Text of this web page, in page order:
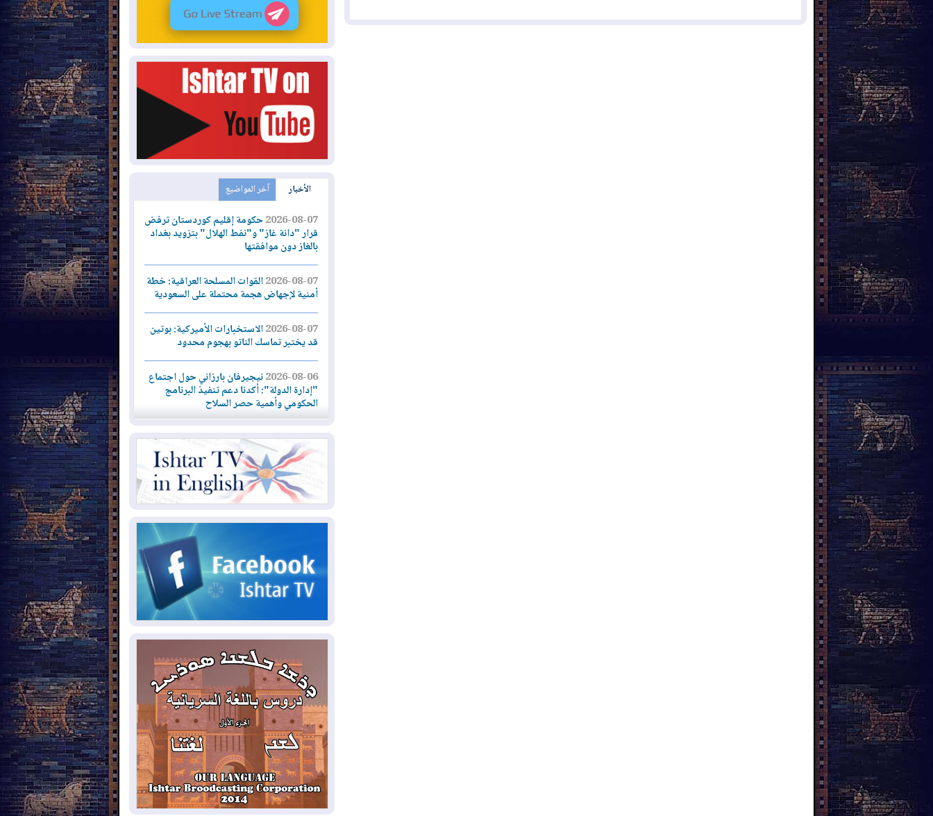
الأخبار آخر المواضيع
2026-08-07حكومة إقليم كوردستان ترفض
قرار "دانة غاز" و"نفط الهلال" بتزويد بغداد
بالغاز دون موافقتها
2026-08-07القوات المسلحة العراقية: خطة
أمنية لإجهاض هجمة محتملة على السعودية
2026-08-07الاستخبارات الأميركية: بوتين
قد يختبر تماسك الناتو بهجوم محدود
2026-08-06نيجيرفان بارزاني حول اجتماع
"إدارة الدولة": أكدنا دعم تنفيذ البرنامج
الحكومي وأهمية حصر السلاح
2026-08-06ائتلاف ادارة الدولة: من
يقومون بسلوك يهدد امن البلاد خارجون عن
القانون يجب محاربتهم
2026-08-06بعد هجومين قرب باب المندب..
الأحمر
2026-08-06مئات القاصرين بلا مأوى.. أزمة
سبتة تتصاعد وتضغط على مدريد
لمدة عام.. بدء توريد 100
مليون قدم مكعب يومياً من غاز كورمور في
إقليم كوردستان إلى وزارة الكهرباء العراقية
2026-08-05
15كارثة بيئية ومناخية ترسم
ملامح أخطر التحديات التي تواجه العراق
اليوم
2026-08-05
حرائق فرنسا.. توقيف 402
شخص بينهم 156 قاصرا منذ بداية موسم
الحرائق
2026-08-04سومو: إنتاج النفط في إقليم
كوردستان انخفض إلى أقل من 10%